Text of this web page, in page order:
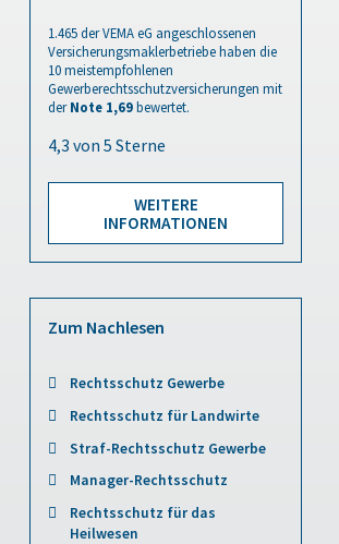
1.465der VEMA eG angeschlossenen
Versicherungsmaklerbetriebe haben die
10 meistempfohlenen
Gewerberechtsschutzversicherungen mit
derNote 1,69bewertet.
WEITERE
INFORMATIONEN
Zum Nachlesen
Rechtsschutz Gewerbe
Rechtsschutz für Landwirte
Straf-Rechtsschutz Gewerbe
Manager-Rechtsschutz
Rechtsschutz für das
Heilwesen